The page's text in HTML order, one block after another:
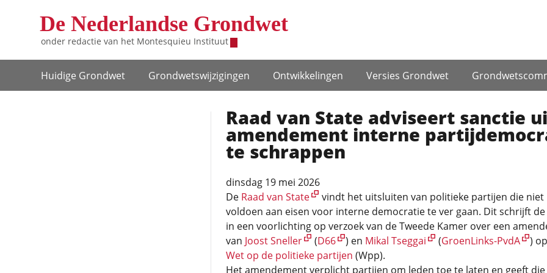
De Nederlandse Grondwet
onder redactie van het Montesquieu Instituut
Hoofdnavigatie
Huidige Grondwet Grondwets­wijzigingen Ontwikke­lingen Versies Grondwet
Raad van State adviseert sanctie
amendement interne
te schrappen
dinsdag 19 mei 2026
De Raad van State
vindt het uitsluiten van politieke partijen die niet
voldoen aan eisen voor interne democratie te ver gaan. Dit schrijft de
in een voorlichting op verzoek van de Tweede Kamer over een
van Joost Sneller (D66 ) en Mikal Tseggai (GroenLinks-PvdA
)
Wet op de politieke partijen (Wpp).
Het amendement verplicht partijen om leden toe te laten en geeft die